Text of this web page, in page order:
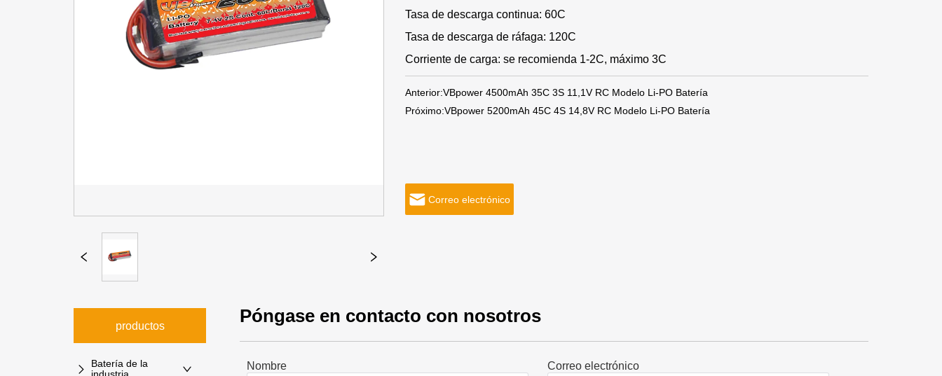
Tasa de descarga continua: 60C
Tasa de descarga de ráfaga: 120C
Corriente de carga: se recomienda 1-2C, máximo 3C
Anterior:VBpower 4500mAh 35C 3S 11,1V RC Modelo Li-PO Batería
Próximo:VBpower 5200mAh 45C 4S 14,8V RC Modelo Li-PO Batería
Correo electrónico
productos
Batería de la
Póngase en contacto con nosotros
Nombre
Correo electrónico